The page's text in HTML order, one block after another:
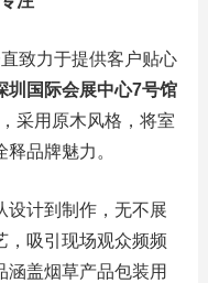
致力于提供客户贴心
圳国际会展中心7号馆
采用原木风格，将室
品牌魅力。
设计到制作，无不展
，吸引现场观众频频
涵盖烟草产品包装用